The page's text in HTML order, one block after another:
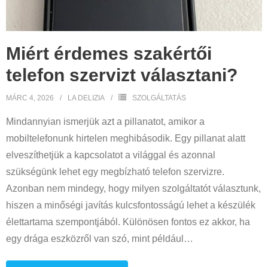
Miért érdemes szakértői
telefon szervizt választani?
MÁRC 4, 2026 LA DELIZIA SZOLGÁLTATÁS
Mindannyian ismerjük azt a pillanatot, amikor a
mobiltelefonunk hirtelen meghibásodik. Egy pillanat alatt
elveszíthetjük a kapcsolatot a világgal és azonnal
szükségünk lehet egy megbízható telefon szervizre.
Azonban nem mindegy, hogy milyen szolgáltatót választunk,
hiszen a minőségi javítás kulcsfontosságú lehet a készülék
élettartama szempontjából. Különösen fontos ez akkor, ha
egy drága eszközről van szó, mint például …